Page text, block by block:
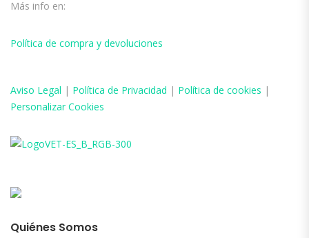
Más info en:
Política de compra y devoluciones
Aviso Legal | Política de Privacidad | Política de cookies |
Personalizar Cookies
Quiénes Somos